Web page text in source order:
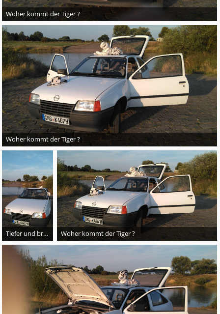
Woher kommt der Tiger ?
Woher kommt der Tiger ?
Tiefer und breiter Woher kommt der Tiger ?